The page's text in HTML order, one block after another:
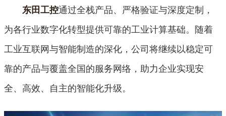
东田工控通过全栈产品、严格验证与深度定制，
为各行业数字化转型提供可靠的工业计算基础。随着
工业互联网与智能制造的深化，公司将继续以稳定可
靠的产品与覆盖全国的服务网络，助力企业实现安
全、高效、自主的智能化升级。